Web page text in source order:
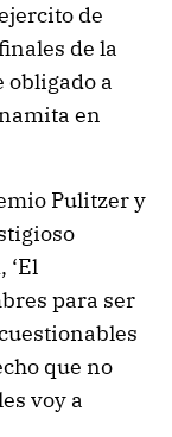
de
de la
obligado a
en
Pulitzer y
‘El
para ser
que no
voy a